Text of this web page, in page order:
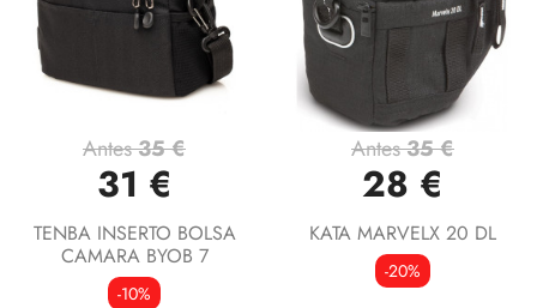
Antes35 €
31 €
TENBA INSERTO BOLSA
CAMARA BYOB 7
-10%
Antes35 €
28 €
KATA MARVELX 20 DL
-20%